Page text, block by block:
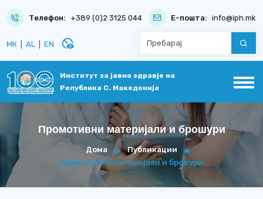
Телефон: +389 (0)2 3125 044 Е-пошта: info@iph.mk
МК AL EN disabled_visible
Институт за јавно здравје на
Република С. Македонија
Промотивни материјали и брошури
Дома
Публикации
Промотивни материјали и брошури